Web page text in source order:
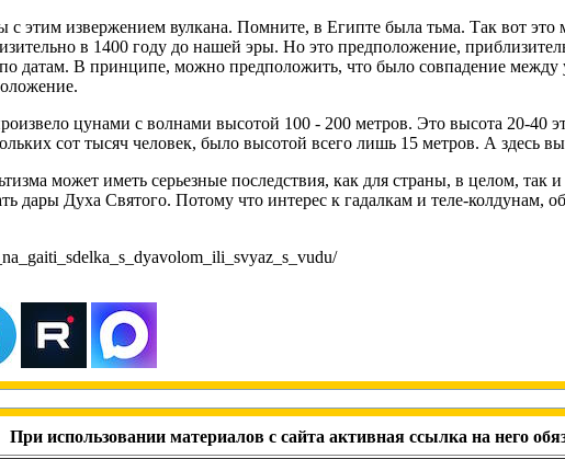
с этим извержением вулкана. Помните, в Египте была тьма. Так вот
в 1400 году до нашей эры. Но это предположение,
датам. В принципе, можно предположить, что было совпадение
цунами с волнами высотой 100 - 200 метров. Это высота 20-
сот тысяч человек, было высотой всего лишь 15 метров. А здесь
может иметь серьезные последствия, как для страны, в целом, так
дары Духа Святого. Потому что интерес к гадалкам и теле-колдунам,
При использовании материалов с сайта активная ссылка на него